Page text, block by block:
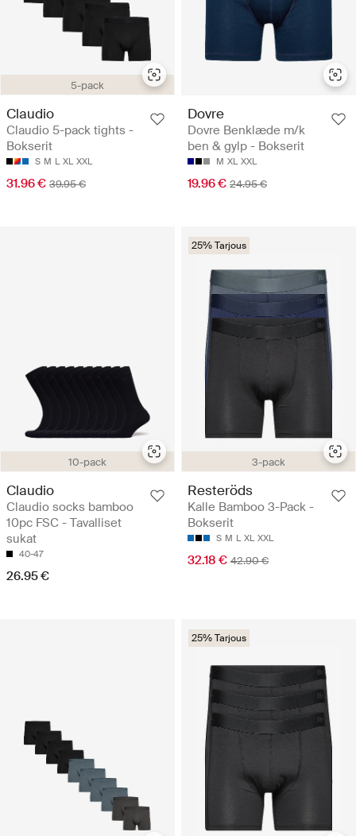
5-pack
Claudio
Claudio 5-pack tights -
Bokserit
S M L XL XXL
31.96 € 39.95 €
Dovre
Dovre Benklæde m/k
ben & gylp - Bokserit
M XL XXL
19.96 € 24.95 €
10-pack
Claudio
Claudio socks bamboo
10pc FSC - Tavalliset
sukat
40-47
26.95 €
3-pack
25% Tarjous
Resteröds
Kalle Bamboo 3-Pack -
Bokserit
S M L XL XXL
32.18 € 42.90 €
25% Tarjous